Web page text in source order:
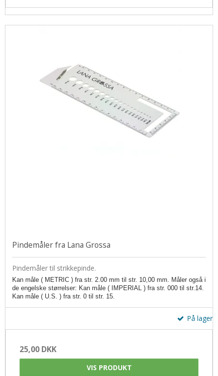
Pindemåler fra Lana Grossa
Pindemåler til strikkepinde.
Kan måle ( METRIC ) fra str. 2.00 mm til str. 10,00 mm.
Måler også i
de engelske størrelser: Kan måle ( IMPERIAL ) fra str. 000 til str.14.
Kan måle ( U.S. ) fra str. 0 til str. 15.
På lager
25,00 DKK
VIS PRODUKT